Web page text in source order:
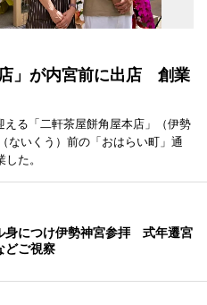
」が内宮前に出店 創業
る「二軒茶屋餅角屋本店」（伊勢
ないくう）前の「おはらい町」通
た。
身につけ伊勢神宮参拝 式年遷宮
どご視察